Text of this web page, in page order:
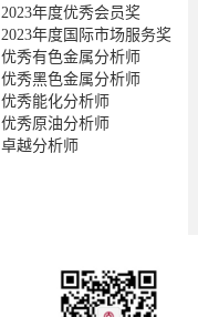
2023年度优秀会员奖
2023年度国际市场服务奖
优秀有色金属分析师
优秀黑色金属分析师
优秀能化分析师
优秀原油分析师
卓越分析师